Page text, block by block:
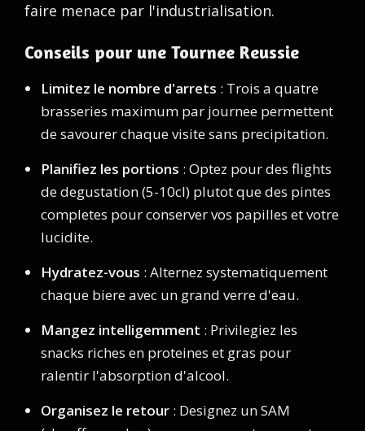
faire menace par l'industrialisation.
Conseils pour une Tournee Reussie
Limitez le nombre d'arrets : Trois a quatre
brasseries maximum par journee permettent
de savourer chaque visite sans precipitation.
Planifiez les portions : Optez pour des flights
de degustation (5-10cl) plutot que des pintes
completes pour conserver vos papilles et votre
lucidite.
Hydratez-vous : Alternez systematiquement
chaque biere avec un grand verre d'eau.
Mangez intelligemment : Privilegiez les
snacks riches en proteines et gras pour
ralentir l'absorption d'alcool.
Organisez le retour : Designez un SAM